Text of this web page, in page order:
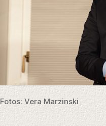
Fotos: Vera Marzinski